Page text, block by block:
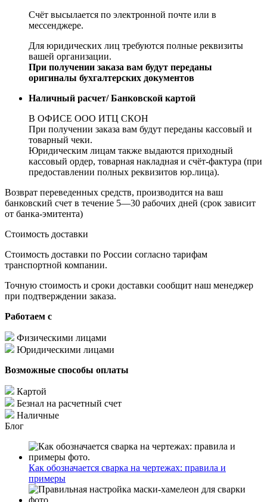
Счёт высылается по электронной почте или в
мессенджере.
Для юридических лиц требуются полные реквизиты
вашей организации.
При получении заказа вам будут переданы
оригиналы бухгалтерских документов
Наличный расчет/ Банковской картой
В ОФИСЕ ООО ИТЦ СКОН
При получении заказа вам будут переданы кассовый и
товарный чеки.
Юридическим лицам также выдаются приходный
кассовый ордер, товарная накладная и счёт-фактура (при
предоставлении полных реквизитов юр.лица).
Возврат переведенных средств, производится на ваш
банковский счет в течение 5—30 рабочих дней (срок зависит
от банка-эмитента)
Стоимость доставки
Стоимость доставки по России согласно тарифам
транспортной компании.
Точную стоимость и сроки доставки сообщит наш менеджер
при подтверждении заказа.
Работаем с
Физическими лицами
Юридическими лицами
Возможные способы оплаты
Картой
Безнал на расчетный счет
Наличные
Блог
Как обозначается сварка на чертежах: правила и
примеры